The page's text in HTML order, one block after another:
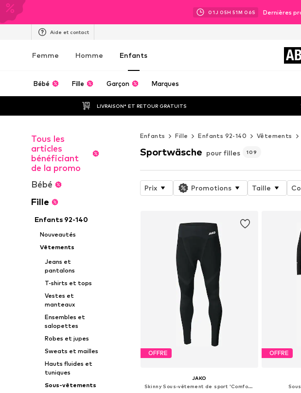
01J 05H 51M 04S Dernières
Aide et contact
Femme Homme Enfants
Bébé Fille Garçon Marques
LIVRAISON* ET RETOUR GRATUITS
Tous les
articles
bénéficiant
de la promo
Bébé
Fille
Enfants 92-140
Nouveautés
Vêtements
Jeans et
pantalons
T-shirts et tops
Vestes et
manteaux
Ensembles et
salopettes
Robes et jupes
Sweats et mailles
Hauts fluides et
tuniques
Sous-vêtements
Enfants Fille Enfants 92-140 Vêtements
Sportwäsche pour filles 109
Prix Promotions Taille
OFFRE
JAKO
Skinny Sous-vêtement de sport 'Comfort 2.0'
OFFRE